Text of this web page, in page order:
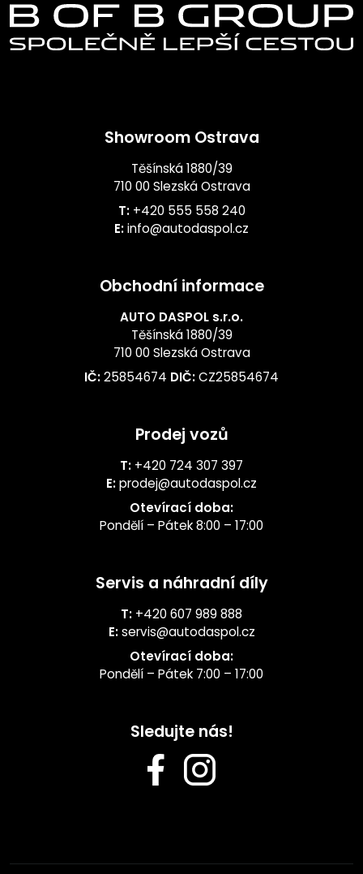
Showroom Ostrava
Těšínská 1880/39
710 00 Slezská Ostrava
T: +420 555 558 240
E:info@autodaspol.cz
Obchodní informace
AUTO DASPOL s.r.o.
Těšínská 1880/39
710 00 Slezská Ostrava
IČ:25854674 DIČ:CZ25854674
Prodej vozů
T: +420 724 307 397
E:prodej@autodaspol.cz
Otevírací doba:
Pondělí – Pátek 8:00 – 17:00
Servis a náhradní díly
T: +420 607 989 888
E: servis@autodaspol.cz
Otevírací doba:
Pondělí – Pátek 7:00 – 17:00
Sledujte nás!